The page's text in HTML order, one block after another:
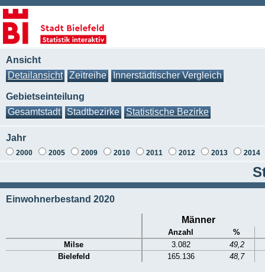
Ansicht
Detailansicht
Zeitreihe Innerstädtischer Vergleich
Gebietseinteilung
Gesamtstadt
Stadtbezirke Statistische Bezirke
Jahr
2000 2005 2009 2010 2011 2012 2013 2014
Einwohnerbestand 2020
Männer
Anzahl
%
Milse
3.082
49,2
Bielefeld
165.136 48,7